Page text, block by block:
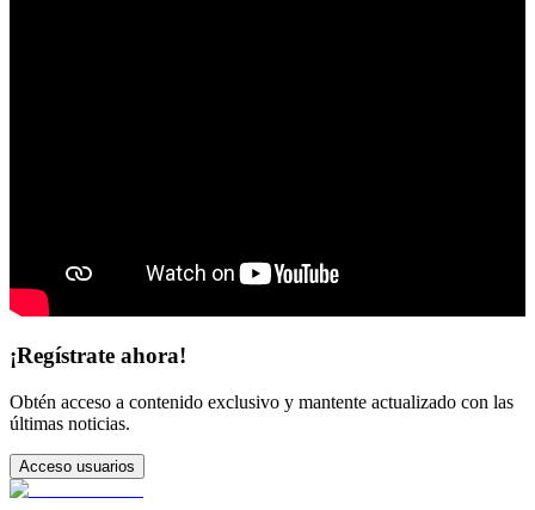
¡Regístrate ahora!
Obtén acceso a contenido exclusivo y mantente actualizado con las
últimas noticias.
Acceso usuarios